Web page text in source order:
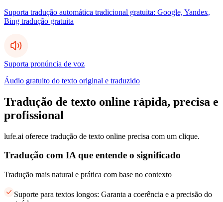
Suporta tradução automática tradicional gratuita: Google, Yandex,
Bing tradução gratuita
Suporta pronúncia de voz
Áudio gratuito do texto original e traduzido
Tradução de texto online rápida, precisa e
profissional
lufe.ai oferece tradução de texto online precisa com um clique.
Tradução com IA que entende o significado
Tradução mais natural e prática com base no contexto
Suporte para textos longos: Garanta a coerência e a precisão do